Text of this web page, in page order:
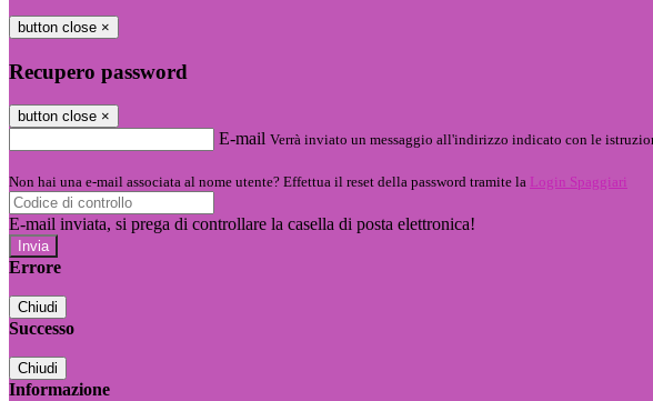
button close ×
Recupero password
button close ×
E-mail Verrà inviato un messaggio all'indirizzo indicato con le
Non hai una e-mail associata al nome utente? Effettua il reset della password tramite la Login Spaggiari
E-mail inviata, si prega di controllare la casella di posta elettronica!
Errore
Chiudi
Successo
Chiudi
Informazione